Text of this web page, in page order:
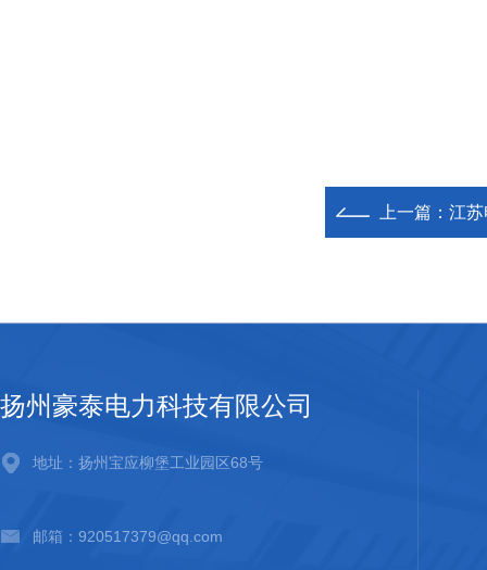
上一篇： 江
扬州豪泰电力科技有限公司
地址：扬州宝应柳堡工业园区68号
邮箱：920517379@qq.com